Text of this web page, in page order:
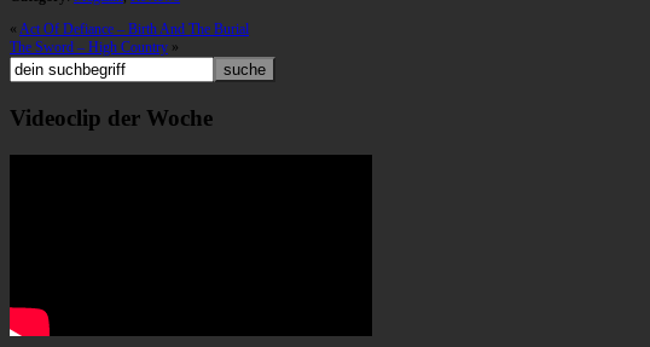
« Act Of Defiance – Birth And The Burial
The Sword – High Country »
Videoclip der Woche